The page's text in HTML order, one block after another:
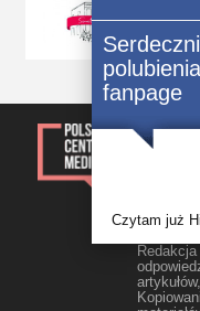
© 2014-
Polonii”
fanpage
Czytam już